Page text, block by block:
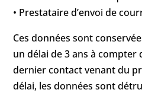
• Prestataire d’envoi de
Ces données sont
un délai de 3 ans à compter
dernier contact venant du
délai, les données sont